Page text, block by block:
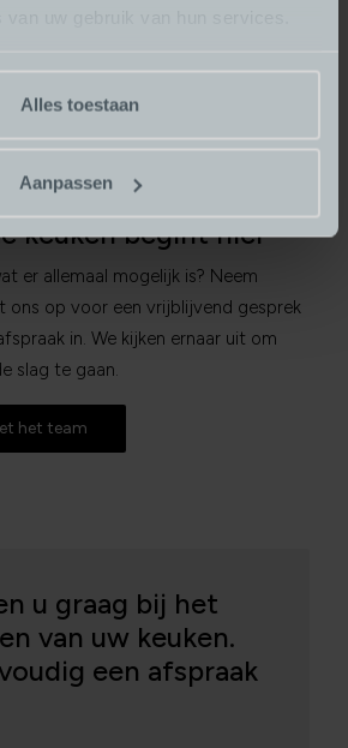
Alles toestaan
Aanpassen
keuken begint hier
er allemaal mogelijk is? Neem
op voor een vrijblijvend gesprek
in. We kijken ernaar uit om
slag te gaan.
het team
u graag bij het
van uw keuken.
een afspraak